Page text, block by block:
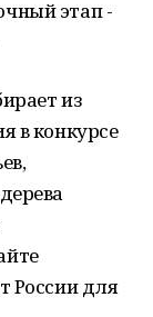
этап -
из
в конкурсе
России для